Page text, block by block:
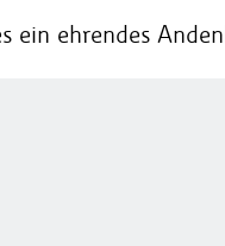
ehrendes